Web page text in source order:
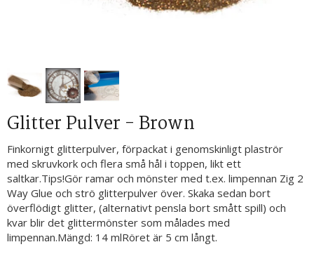
Glitter Pulver - Brown
Finkornigt glitterpulver, förpackat i genomskinligt plaströr
med skruvkork och flera små hål i toppen, likt ett
saltkar.Tips!Gör ramar och mönster med t.ex. limpennan Zig 2
Way Glue och strö glitterpulver över. Skaka sedan bort
överflödigt glitter, (alternativt pensla bort smått spill) och
kvar blir det glittermönster som målades med
limpennan.Mängd: 14 mlRöret är 5 cm långt.